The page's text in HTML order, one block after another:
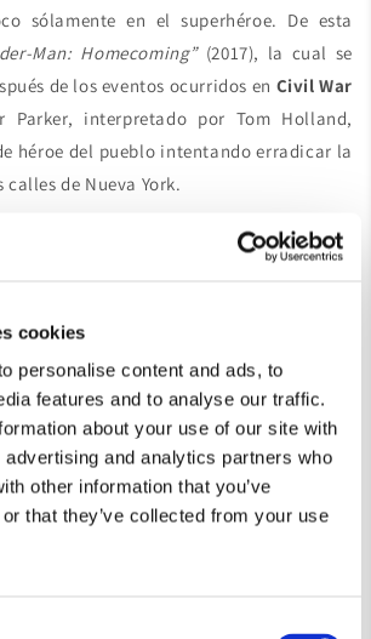
cookies
personalise content and ads, to
features and to analyse our traffic.
about your use of our site with
and analytics partners who
other information that you’ve
that they’ve collected from your use
sólamente en el superhéroe. De esta
Man: Homecoming” (2017), la cual se
de los eventos ocurridos en Civil War
interpretado por Tom Holland,
héroe del pueblo intentando erradicar la
de Nueva York.
sitúan cronológicamente las antes
“Avenger: End
como parte del complot de
las secuelas:“Spider-Man: Far For
Man: No Way Home”(2021). Esto
como el actor quemás veces se ha
Spiderman(6) y, a su vez, quien puede
joven en interpretarlo, desde los